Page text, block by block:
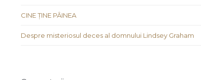
CINE ȚINE PÂINEA
Despre misteriosul deces al domnului Lindsey Graham